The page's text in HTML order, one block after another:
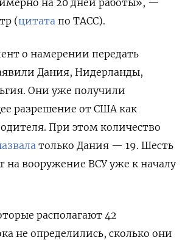
(цитата по ТАСС).
о намерении передать
Дания, Нидерланды,
Они уже получили
разрешение от США как
При этом количество
только Дания — 19. Шесть
на вооружение ВСУ уже к началу
располагают 42
не определились, сколько они